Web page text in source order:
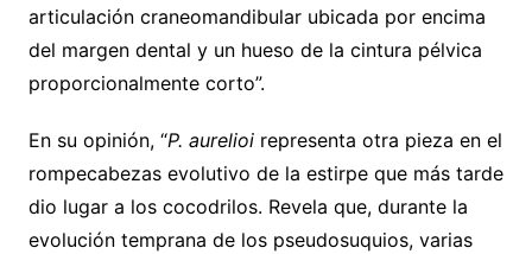
articulación craneomandibular ubicada por encima
del margen dental y un hueso de la cintura pélvica
proporcionalmente corto”.
En su opinión, “P. aurelioirepresenta otra pieza en el
rompecabezas evolutivo de la estirpe que más tarde
dio lugar a los cocodrilos. Revela que, durante la
evolución temprana de los pseudosuquios, varias